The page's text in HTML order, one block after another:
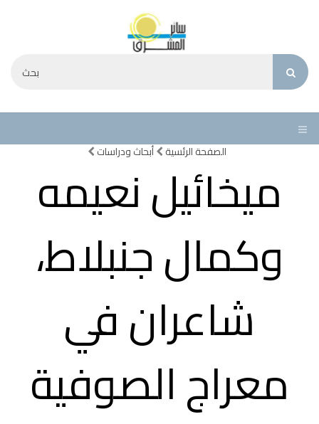
الصفحة الرئسية أبحاث ودراسات
ميخائيل نعيمه
وكمال جنبلاط،
شاعران في
معراج الصوفية